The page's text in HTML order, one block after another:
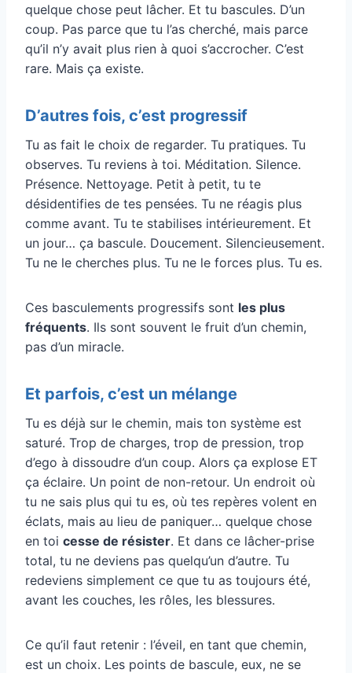
quelque chose peut lâcher. Et tu bascules. D’un
coup. Pas parce que tu l’as cherché, mais parce
qu’il n’y avait plus rien à quoi s’accrocher. C’est
rare. Mais ça existe.
D’autres fois, c’est progressif
Tu as fait le choix de regarder. Tu pratiques. Tu
observes. Tu reviens à toi. Méditation. Silence.
Présence. Nettoyage. Petit à petit, tu te
désidentifies de tes pensées. Tu ne réagis plus
comme avant. Tu te stabilises intérieurement. Et
un jour… ça bascule. Doucement. Silencieusement.
Tu ne le cherches plus. Tu ne le forces plus. Tu es.
Ces basculements progressifs sont les plus
fréquents. Ils sont souvent le fruit d’un chemin,
pas d’un miracle.
Et parfois, c’est un mélange
Tu es déjà sur le chemin, mais ton système est
saturé. Trop de charges, trop de pression, trop
d’ego à dissoudre d’un coup. Alors ça explose ET
ça éclaire. Un point de non-retour. Un endroit où
tu ne sais plus qui tu es, où tes repères volent en
éclats, mais au lieu de paniquer… quelque chose
en toi cesse de résister. Et dans ce lâcher-prise
total, tu ne deviens pas quelqu’un d’autre. Tu
redeviens simplement ce que tu as toujours été,
avant les couches, les rôles, les blessures.
Ce qu’il faut retenir : l’éveil, en tant que chemin,
est un choix. Les points de bascule, eux, ne se